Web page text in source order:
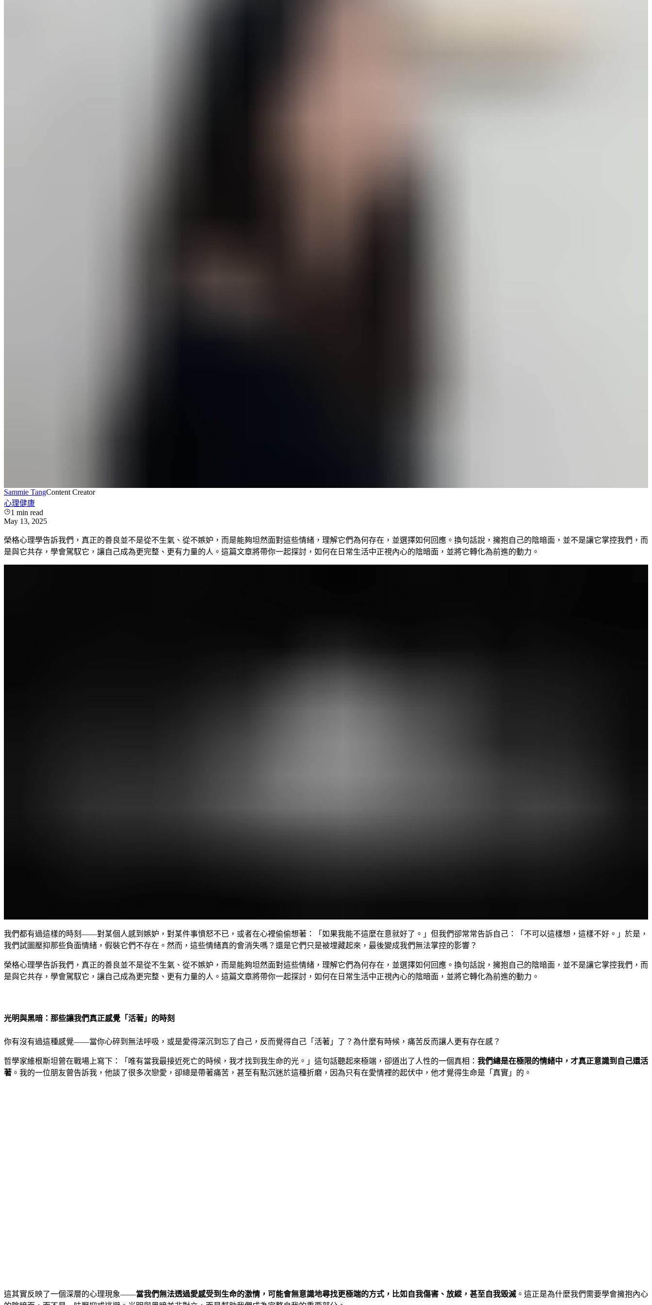
Sammie TangContent Creator
心理健康
1 min read
May 13, 2025
榮格心理學告訴我們，真正的善良並不是從不生氣、從不嫉妒，而是能夠坦然面對這些情緒，理解它們為何存在，並選擇如何回應。換句話說，擁抱自己的陰暗面，並不是讓它掌控我們，而
是與它共存，學會駕馭它，讓自己成為更完整、更有力量的人。這篇文章將帶你一起探討，如何在日常生活中正視內心的陰暗面，並將它轉化為前進的動力。
我們都有過這樣的時刻——對某個人感到嫉妒，對某件事憤怒不已，或者在心裡偷偷想著：「如果我能不這麼在意就好了。」但我們卻常常告訴自己：「不可以這樣想，這樣不好。」於是，
我們試圖壓抑那些負面情緒，假裝它們不存在。然而，這些情緒真的會消失嗎？還是它們只是被埋藏起來，最後變成我們無法掌控的影響？
榮格心理學告訴我們，真正的善良並不是從不生氣、從不嫉妒，而是能夠坦然面對這些情緒，理解它們為何存在，並選擇如何回應。換句話說，擁抱自己的陰暗面，並不是讓它掌控我們，而
是與它共存，學會駕馭它，讓自己成為更完整、更有力量的人。這篇文章將帶你一起探討，如何在日常生活中正視內心的陰暗面，並將它轉化為前進的動力。
光明與黑暗：那些讓我們真正感覺「活著」的時刻
你有沒有過這種感覺——當你心碎到無法呼吸，或是愛得深沉到忘了自己，反而覺得自己「活著」了？為什麼有時候，痛苦反而讓人更有存在感？
哲學家維根斯坦曾在戰場上寫下：「唯有當我最接近死亡的時候，我才找到我生命的光。」這句話聽起來極端，卻道出了人性的一個真相： 我們總是在極限的情緒中，才真正意識到自己還活
著 。我的一位朋友曾告訴我，他談了很多次戀愛，卻總是帶著痛苦，甚至有點沉迷於這種折磨，因為只有在愛情裡的起伏中，他才覺得生命是「真實」的。
這其實反映了一個深層的心理現象——當我們無法透過愛感受到生命的激情，可能會無意識地尋找更極端的方式，比如自我傷害、放縱，甚至自我毀滅。這正是為什麼我們需要學會擁抱內心